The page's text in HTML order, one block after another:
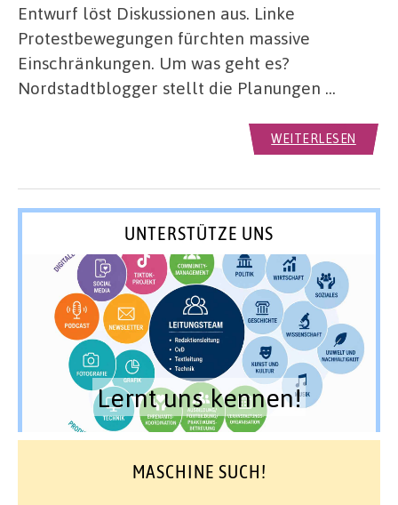
Entwurf löst Diskussionen aus. Linke
Protestbewegungen fürchten massive
Einschränkungen. Um was geht es?
Nordstadtblogger stellt die Planungen …
WEITERLESEN
UNTERSTÜTZE UNS
Lernt uns kennen!
MASCHINE SUCH!